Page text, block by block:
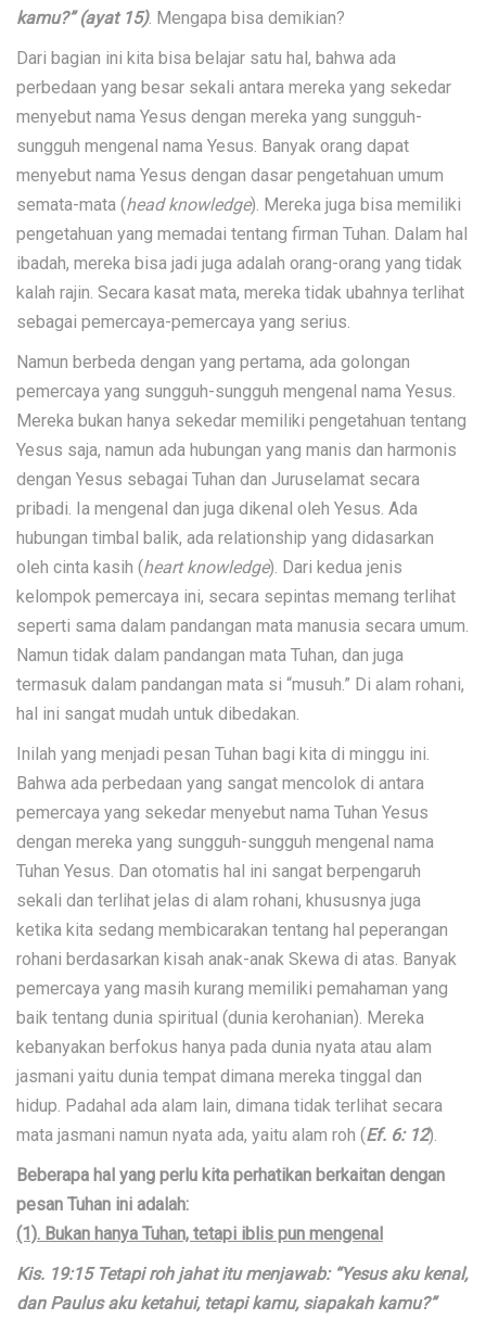
kamu?” (ayat 15). Mengapa bisa demikian?
Dari bagian ini kita bisa belajar satu hal, bahwa ada
perbedaan yang besar sekali antara mereka yang sekedar
menyebut nama Yesus dengan mereka yang sungguh-
sungguh mengenal nama Yesus. Banyak orang dapat
menyebut nama Yesus dengan dasar pengetahuan umum
semata-mata (head knowledge). Mereka juga bisa memiliki
pengetahuan yang memadai tentang firman Tuhan. Dalam hal
ibadah, mereka bisa jadi juga adalah orang-orang yang tidak
kalah rajin. Secara kasat mata, mereka tidak ubahnya terlihat
sebagai pemercaya-pemercaya yang serius.
Namun berbeda dengan yang pertama, ada golongan
pemercaya yang sungguh-sungguh mengenal nama Yesus.
Mereka bukan hanya sekedar memiliki pengetahuan tentang
Yesus saja, namun ada hubungan yang manis dan harmonis
dengan Yesus sebagai Tuhan dan Juruselamat secara
pribadi. Ia mengenal dan juga dikenal oleh Yesus. Ada
hubungan timbal balik, ada relationship yang didasarkan
oleh cinta kasih (heart knowledge). Dari kedua jenis
kelompok pemercaya ini, secara sepintas memang terlihat
seperti sama dalam pandangan mata manusia secara umum.
Namun tidak dalam pandangan mata Tuhan, dan juga
termasuk dalam pandangan mata si “musuh.” Di alam rohani,
hal ini sangat mudah untuk dibedakan.
Inilah yang menjadi pesan Tuhan bagi kita di minggu ini.
Bahwa ada perbedaan yang sangat mencolok di antara
pemercaya yang sekedar menyebut nama Tuhan Yesus
dengan mereka yang sungguh-sungguh mengenal nama
Tuhan Yesus. Dan otomatis hal ini sangat berpengaruh
sekali dan terlihat jelas di alam rohani, khususnya juga
ketika kita sedang membicarakan tentang hal peperangan
rohani berdasarkan kisah anak-anak Skewa di atas. Banyak
pemercaya yang masih kurang memiliki pemahaman yang
baik tentang dunia spiritual (dunia kerohanian). Mereka
kebanyakan berfokus hanya pada dunia nyata atau alam
jasmani yaitu dunia tempat dimana mereka tinggal dan
hidup. Padahal ada alam lain, dimana tidak terlihat secara
mata jasmani namun nyata ada, yaitu alam roh (Ef. 6: 12).
Beberapa hal yang perlu kita perhatikan berkaitan dengan
pesan Tuhan ini adalah:
(1). Bukan hanya Tuhan, tetapi iblis pun mengenal
Kis. 19:15 Tetapi roh jahat itu menjawab: “Yesus aku kenal,
dan Paulus aku ketahui, tetapi kamu, siapakah kamu?”